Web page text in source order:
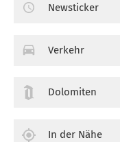
Newsticker
Verkehr
Dolomiten
In der Nähe